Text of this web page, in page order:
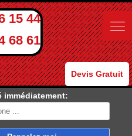
15 44
68 61
Devis Gratuit
immédiatement: